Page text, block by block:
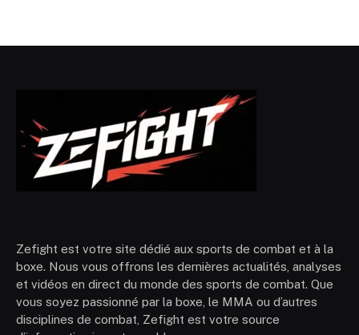
Zefight est votre site dédié aux sports de combat et à la
boxe. Nous vous offrons les dernières actualités, analyses
et vidéos en direct du monde des sports de combat. Que
vous soyez passionné par la boxe, le MMA ou d’autres
disciplines de combat, Zefight est votre source